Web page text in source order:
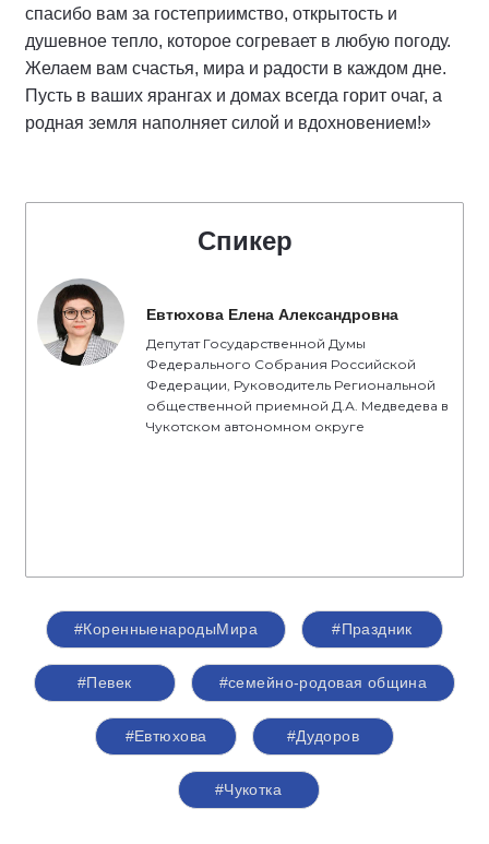
спасибо вам за гостеприимство, открытость и
душевное тепло, которое согревает в любую погоду.
Желаем вам счастья, мира и радости в каждом дне.
Пусть в ваших ярангах и домах всегда горит очаг, а
родная земля наполняет силой и вдохновением!»
Спикер
Евтюхова Елена Александровна
Депутат Государственной Думы
Федерального Собрания Российской
Федерации, Руководитель Региональной
общественной приемной Д.А. Медведева в
Чукотском автономном округе
#КоренныенародыМира #Праздник
#Певек #семейно-родовая община
#Евтюхова #Дудоров
#Чукотка